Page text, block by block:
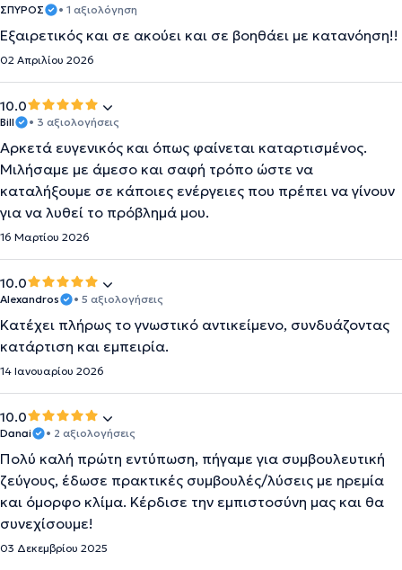
ΣΠΥΡΟΣ • 1 αξιολόγηση
Εξαιρετικός και σε ακούει και σε βοηθάει με κατανόηση!!
02 Απριλίου 2026
10.0
Bill • 3 αξιολογήσεις
Αρκετά ευγενικός και όπως φαίνεται καταρτισμένος.
Μιλήσαμε με άμεσο και σαφή τρόπο ώστε να
καταλήξουμε σε κάποιες ενέργειες που πρέπει να γίνουν
για να λυθεί το πρόβλημά μου.
16 Μαρτίου 2026
10.0
Alexandros • 5 αξιολογήσεις
Κατέχει πλήρως το γνωστικό αντικείμενο, συνδυάζοντας
κατάρτιση και εμπειρία.
14 Ιανουαρίου 2026
10.0
Danai • 2 αξιολογήσεις
Πολύ καλή πρώτη εντύπωση, πήγαμε για συμβουλευτική
ζεύγους, έδωσε πρακτικές συμβουλές/λύσεις με ηρεμία
και όμορφο κλίμα. Κέρδισε την εμπιστοσύνη μας και θα
συνεχίσουμε!
03 Δεκεμβρίου 2025